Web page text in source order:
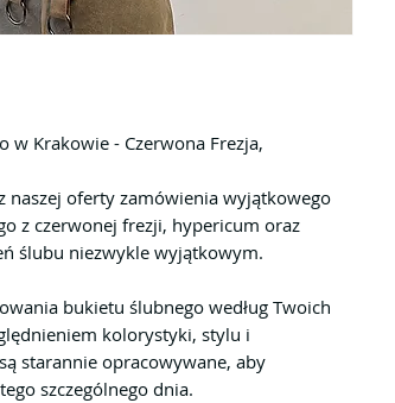
w Krakowie - Czerwona Frezja,
naszej oferty zamówienia wyjątkowego
z czerwonej frezji, hypericum oraz
ślubu niezwykle wyjątkowym.
bukietu ślubnego według Twoich
kolorystyki, stylu i
starannie opracowywane, aby
szczególnego dnia.